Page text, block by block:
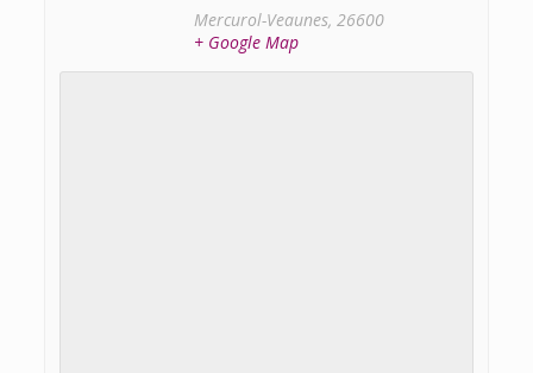
Mercurol-Veaunes, 26600
+ Google Map